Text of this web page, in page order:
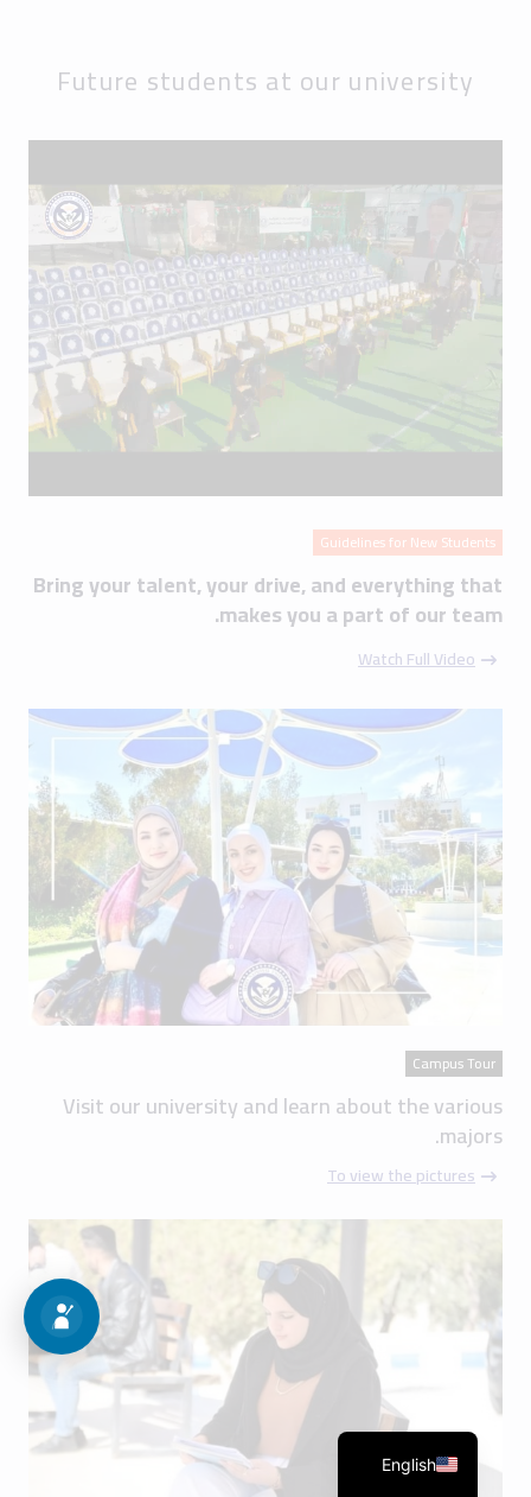
Future students at our university
Guidelines for New Students
Bring your talent, your drive, and everything that
makes you a part of our team.
Watch Full Video
Campus Tour
Visit our university and learn about the various
majors.
To view the pictures
English